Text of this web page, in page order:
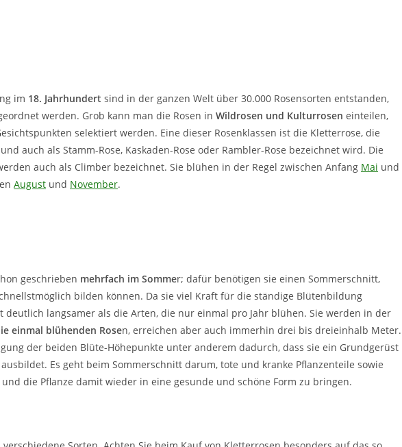
im 18. Jahrhundert sind in der ganzen Welt über 30.000 Rosensorten entstanden,
werden. Grob kann man die Rosen in Wildrosen und Kulturrosen einteilen,
selektiert werden. Eine dieser Rosenklassen ist die Kletterrose, die
auch als Stamm-Rose, Kaskaden-Rose oder Rambler-Rose bezeichnet wird. Die
auch als Climber bezeichnet. Sie blühen in der Regel zwischen Anfang Mai und
August und November.
geschrieben mehrfach im Sommer; dafür benötigen sie einen Sommerschnitt,
bilden können. Da sie viel Kraft für die ständige Blütenbildung
deutlich langsamer als die Arten, die nur einmal pro Jahr blühen. Sie werden in der
einmal blühenden Rosen, erreichen aber auch immerhin drei bis dreieinhalb Meter.
der beiden Blüte-Höhepunkte unter anderem dadurch, dass sie ein Grundgerüst
Es geht beim Sommerschnitt darum, tote und kranke Pflanzenteile sowie
die Pflanze damit wieder in eine gesunde und schöne Form zu bringen.